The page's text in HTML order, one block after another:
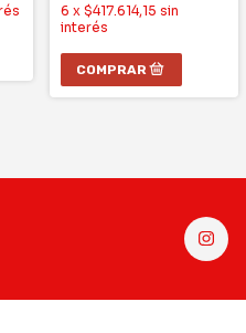
6 x $417.614,15 sin
interés